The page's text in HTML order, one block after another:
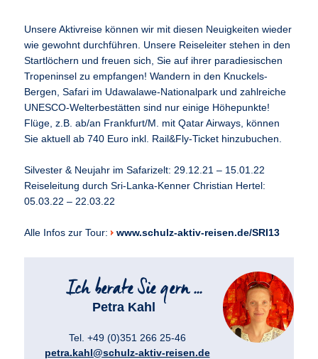
Unsere Aktivreise können wir mit diesen Neuigkeiten wieder
wie gewohnt durchführen. Unsere Reiseleiter stehen in den
Startlöchern und freuen sich, Sie auf ihrer paradiesischen
Tropeninsel zu empfangen! Wandern in den Knuckels-
Bergen, Safari im Udawalawe-Nationalpark und zahlreiche
UNESCO-Welterbestätten sind nur einige Höhepunkte!
Flüge, z.B. ab/an Frankfurt/M. mit Qatar Airways, können
Sie aktuell ab 740 Euro inkl. Rail&Fly-Ticket hinzubuchen.
Silvester & Neujahr im Safarizelt: 29.12.21 – 15.01.22
Reiseleitung durch Sri-Lanka-Kenner Christian Hertel:
05.03.22 – 22.03.22
Alle Infos zur Tour: www.schulz-aktiv-reisen.de/SRI13
Petra Kahl
Tel. +49 (0)351 266 25-46
petra.kahl@schulz-aktiv-reisen.de